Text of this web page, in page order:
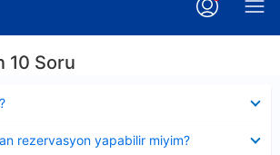
10 Soru
rezervasyon yapabilir miyim?